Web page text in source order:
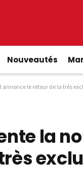
Nouveautés
le retour de la très
la